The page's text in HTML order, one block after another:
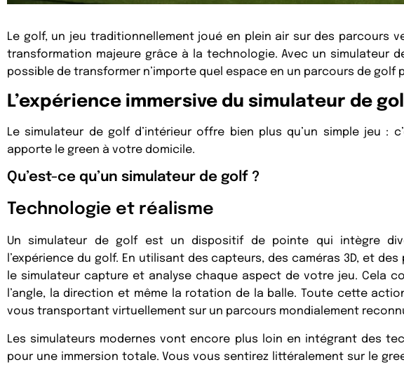
Le golf, un jeu traditionnellement joué en plein air sur des parcours
transformation majeure grâce à la technologie. Avec un simulateur
possible de transformer n’importe quel espace en un parcours de golf
L’expérience immersive du simulateur de
Le simulateur de golf d’intérieur offre bien plus qu’un simple jeu :
apporte le green à votre domicile.
Qu’est-ce qu’un simulateur de golf ?
Technologie et réalisme
Un simulateur de golf est un dispositif de pointe qui intègre
l’expérience du golf. En utilisant des capteurs, des caméras 3D, et
le simulateur capture et analyse chaque aspect de votre jeu. Cela
l’angle, la direction et même la rotation de la balle. Toute cette
vous transportant virtuellement sur un parcours mondialement
Les simulateurs modernes vont encore plus loin en intégrant des
pour une immersion totale. Vous vous sentirez littéralement sur le